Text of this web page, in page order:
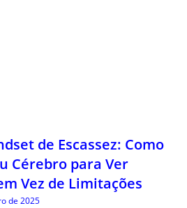
de Escassez: Como
Cérebro para Ver
Vez de Limitações
de 2025